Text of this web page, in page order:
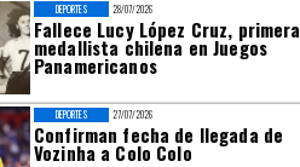
28/07/2026
Fallece Lucy López Cruz, primera
medallista chilena en Juegos
Panamericanos
DEPORTES
27/07/2026
Confirman fecha de llegada de
Vozinha a Colo Colo
DEPORTES